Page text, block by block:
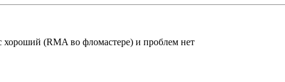
(RMA во фломастере) и проблем нет